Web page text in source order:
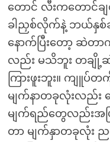
တောင် လီးကတောင်ခ
ခါညှစ်လိုက်နဲ့ ဘယ်နှစ်ခ
နောက်ပြီးတော့ ဆဲတ
လည်း မသိဘူး တချို့ဆဲ
ကြားဖူးဘူး။ ကျူပ်တ
မျက်နာတခုလုံးလည်း ခ
မျက်ရည်တွေလည်းအ
တာ မျက်နှာတခုလုံး